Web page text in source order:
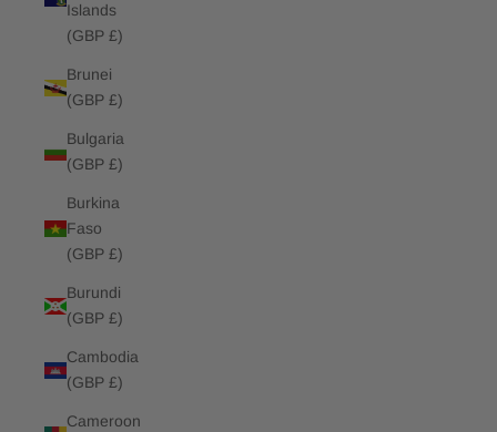
Islands
(GBP £)
Brunei
(GBP £)
Bulgaria
(GBP £)
Burkina
Faso
(GBP £)
Burundi
(GBP £)
Cambodia
(GBP £)
Cameroon